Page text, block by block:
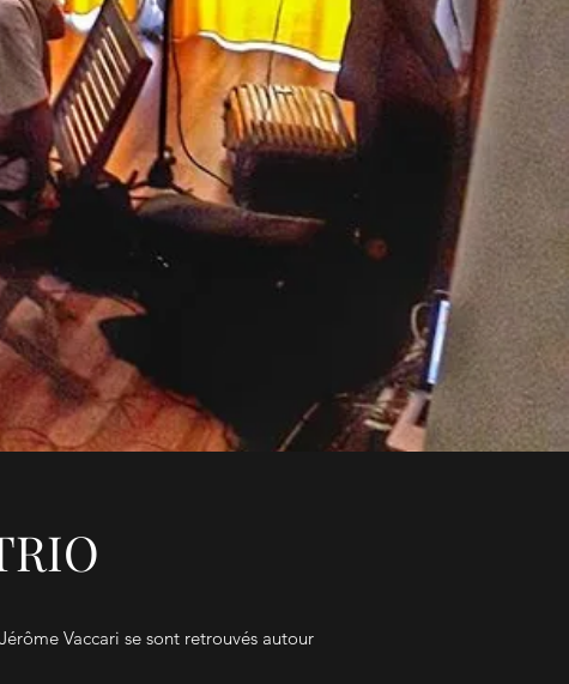
Vaccari se sont retrouvés autour